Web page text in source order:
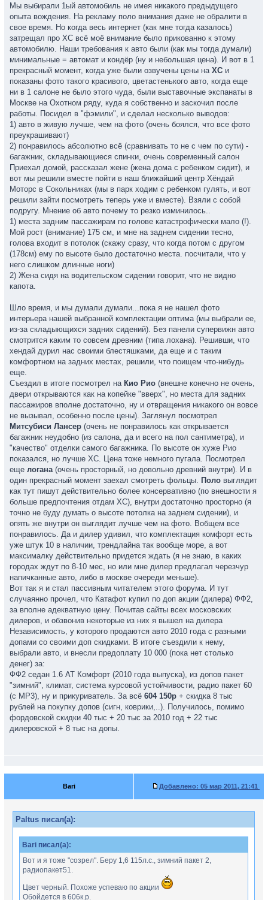
Мы выбирали 1ый автомобиль не имея никакого предыдущего
опыта вождения. На рекламу поло внимания даже не обралити в
свое время. Но когда весь интернет (как мне тогда казалось)
затрещал про ХС всё моё внимание было прикованно к этому
автомобилю. Наши требования к авто были (как мы тогда думали)
минимальные = автомат и кондёр (ну и небольшая цена). И вот в 1
прекрасный момент, когда уже были озвучены цены на ХС и
показаны фото такого красивого, цветастенького авто, когда еще
ни в 1 салоне не было этого чуда, были выставочные экспанаты в
Москве на Охотном ряду, куда я собственно и заскочил после
работы. Посидел в "фэмили", и сделал несколько выводов:
1) авто в живую лучше, чем на фото (очень боялся, что все фото
преукрашивают)
2) понравилось абсолютно всё (сравнивать то не с чем по сути) -
багажник, складывающиеся спинки, очень современный салон
Приехал домой, рассказал жене (жена дома с ребенком сидит), и
вот мы решили вместе пойти в наш ближайший центр Хёндай
Моторс в Сокольниках (мы в парк ходим с ребенком гулять, и вот
решили зайти посмотреть теперь уже и вместе). Взяли с собой
подругу. Мнение об авто почему то резко изминилось..
1) места задним пассажирам по голове катастрофически мало (!).
Мой рост (внимание) 175 см, и мне на заднем сидении тесно,
голова входит в потолок (скажу сразу, что когда потом с другом
(178см) ему по высоте было достаточно места. посчитали, что у
него слишком длинные ноги)
2) Жена сидя на водительском сидении говорит, что не видно
капота.
Шло время, и мы думали думали...пока я не нашел фото
интерьера нашей выбранной комплектации оптима (мы выбрали ее,
из-за складыющихся задних сидений). Без панели супервижн авто
смотрится каким то совсем древним (типа лохана). Решивши, что
хендай дурил нас своими блестяшками, да еще и с таким
комфортном на задних местах, решили, что поищем что-нибудь
еще.
Съездил в итоге посмотрел на Кио Рио (внешне конечно не очень,
двери открываются как на копейке "вверх", но места для задних
пассажиров вполне достаточно, ну и отвращения никакого он вовсе
не вызывал, особенно после цены). Заглянул посмотрел
Митсубиси Лансер (очень не понравилось как открывается
багажник неудобно (из салона, да и всего на пол сантиметра), и
"качество" отделки самого багажника. По высоте он хуже Рио
показался, но лучше ХС. Цена тоже немного пугала. Посмотрел
еще логана(очень просторный, но довольно древний внутри). И в
один прекрасный момент заехал смотреть фольцы. Поло выглядит
как тут пишут действительно более консервативно (по внешности я
больше предпочтения отдам ХС), внутри достаточно просторно (я
точно не буду думать о высоте потолка на заднем сидении), и
опять же внутри он выглядит лучше чем на фото. Вобщем все
понравилось. Да и дилер удивил, что комплектация комфорт есть
уже штук 10 в наличии, трендлайна так вообще море, а вот
максималку действительно придется ждать (я не знаю, в каких
городах ждут по 8-10 мес, но или мне дилер предлагал черезчур
напичканные авто, либо в москве очереди меньше).
Вот так я и стал пассивным читателем этого форума. И тут
случаянно прочел, что Катафот купил по доп акции (дилера) ФФ2,
за вполне адекватную цену. Почитав сайты всех московских
дилеров, и обзвонив некоторые из них я вышел на дилера
Независимость, у которого продаются авто 2010 года с разными
допами со своими доп скидками. В итоге съездили к нему,
выбрали авто, и внесли предоплату 10 000 (пока нет столько
денег) за:
ФФ2 седан 1.6 АТ Комфорт (2010 года выпуска), из допов пакет
"зимний", климат, система курсовой устойчивости, радио пакет 60
(с MP3), ну и прикуриватель. За всё 604 150р + скидка 8 тыс
рублей на покупку допов (сигн, коврики,..). Получилось, помимо
фордовской скидки 40 тыс + 20 тыс за 2010 год + 22 тыс
дилеровской + 8 тыс на допы.
Bari Добавлено: 05 мар 2011, 21:41
Paltus писал(а):
Bari писал(а):
Вот и я тоже "созрел". Беру 1,6 115л.с., зимний пакет 2,
радиопакет51.
Цвет черный. Похоже успеваю по акции
Обойдется в 606к.р.